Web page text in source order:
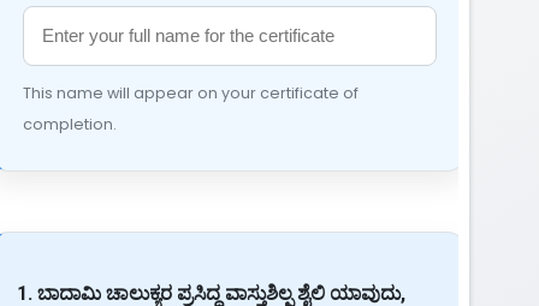
This name will appear on your certificate of
completion.
1. ಬಾದಾಮಿ ಚಾಲುಕ್ಯರ ಪ್ರಸಿದ್ಧ ವಾಸ್ತುಶಿಲ್ಪ ಶೈಲಿ ಯಾವುದು,